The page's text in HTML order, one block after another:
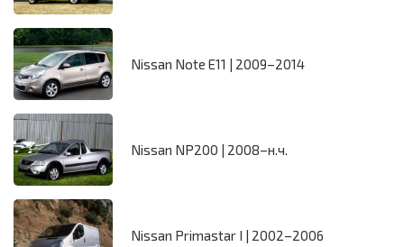
Nissan Note E11 | 2009–2014
Nissan NP200 | 2008–н.ч.
Nissan Primastar I | 2002–2006